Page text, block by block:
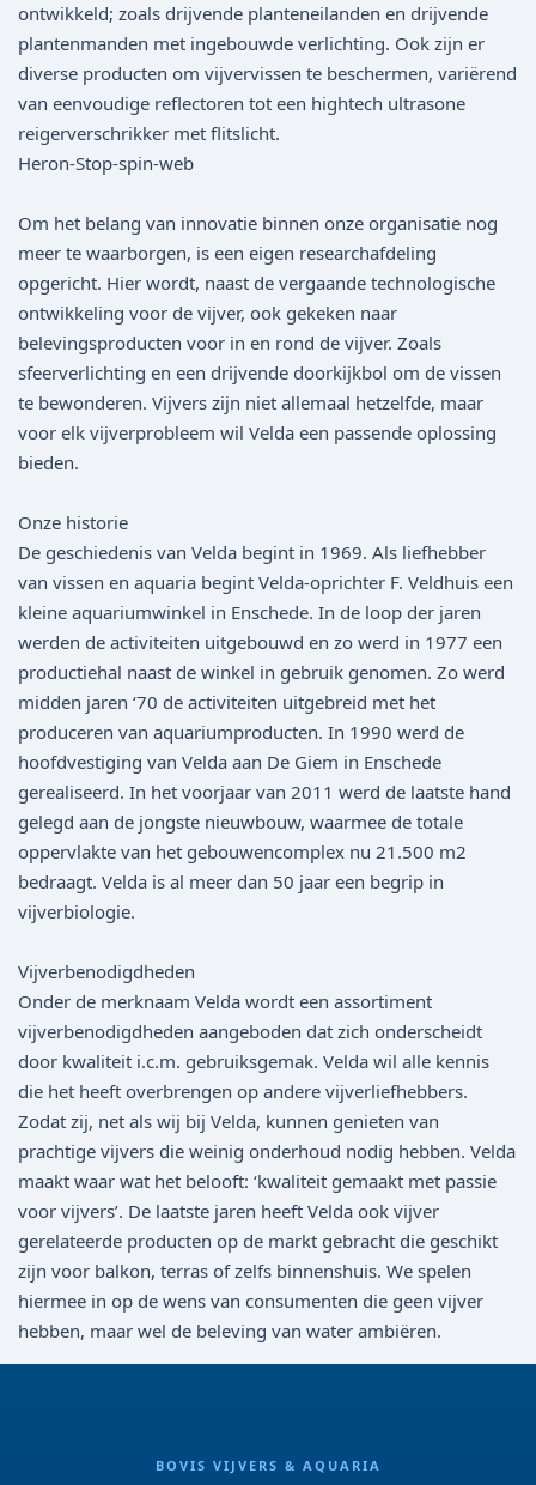
ontwikkeld; zoals drijvende planteneilanden en drijvende
plantenmanden met ingebouwde verlichting. Ook zijn er
diverse producten om vijvervissen te beschermen, variërend
van eenvoudige reflectoren tot een hightech ultrasone
reigerverschrikker met flitslicht.
Heron-Stop-spin-web
Om het belang van innovatie binnen onze organisatie nog
meer te waarborgen, is een eigen researchafdeling
opgericht. Hier wordt, naast de vergaande technologische
ontwikkeling voor de vijver, ook gekeken naar
belevingsproducten voor in en rond de vijver. Zoals
sfeerverlichting en een drijvende doorkijkbol om de vissen
te bewonderen. Vijvers zijn niet allemaal hetzelfde, maar
voor elk vijverprobleem wil Velda een passende oplossing
bieden.
Onze historie
De geschiedenis van Velda begint in 1969. Als liefhebber
van vissen en aquaria begint Velda-oprichter F. Veldhuis een
kleine aquariumwinkel in Enschede. In de loop der jaren
werden de activiteiten uitgebouwd en zo werd in 1977 een
productiehal naast de winkel in gebruik genomen. Zo werd
midden jaren ‘70 de activiteiten uitgebreid met het
produceren van aquariumproducten. In 1990 werd de
hoofdvestiging van Velda aan De Giem in Enschede
gerealiseerd. In het voorjaar van 2011 werd de laatste hand
gelegd aan de jongste nieuwbouw, waarmee de totale
oppervlakte van het gebouwencomplex nu 21.500 m2
bedraagt. Velda is al meer dan 50 jaar een begrip in
vijverbiologie.
Vijverbenodigdheden
Onder de merknaam Velda wordt een assortiment
vijverbenodigdheden aangeboden dat zich onderscheidt
door kwaliteit i.c.m. gebruiksgemak. Velda wil alle kennis
die het heeft overbrengen op andere vijverliefhebbers.
Zodat zij, net als wij bij Velda, kunnen genieten van
prachtige vijvers die weinig onderhoud nodig hebben. Velda
maakt waar wat het belooft: ‘kwaliteit gemaakt met passie
voor vijvers’. De laatste jaren heeft Velda ook vijver
gerelateerde producten op de markt gebracht die geschikt
zijn voor balkon, terras of zelfs binnenshuis. We spelen
hiermee in op de wens van consumenten die geen vijver
hebben, maar wel de beleving van water ambiëren.
BOVIS VIJVERS & AQUARIA